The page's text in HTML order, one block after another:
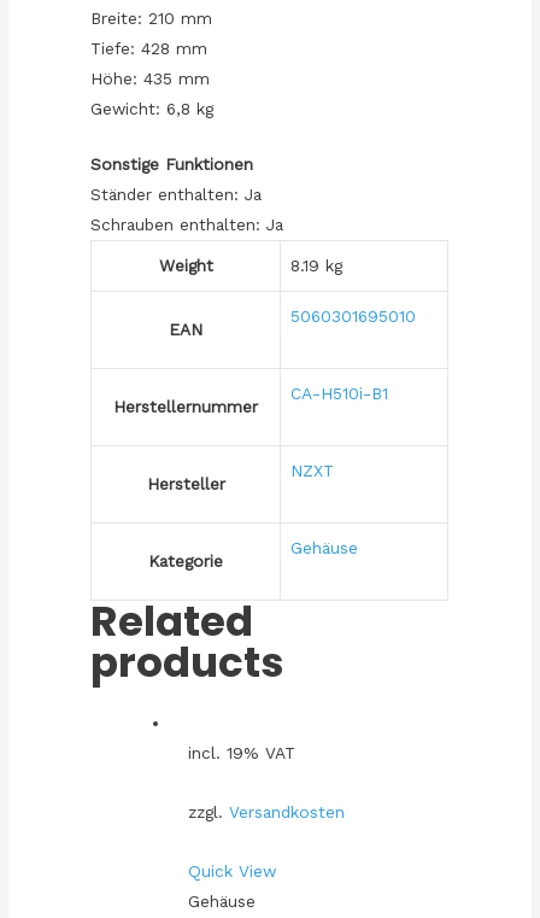
Breite: 210 mm
Tiefe: 428 mm
Höhe: 435 mm
Gewicht: 6,8 kg
Sonstige Funktionen
Ständer enthalten: Ja
Schrauben enthalten: Ja
Weight 8.19 kg
EAN
5060301695010
Herstellernummer
CA-H510i-B1
Hersteller
NZXT
Kategorie
Gehäuse
Related
products
incl. 19% VAT
zzgl. Versandkosten
Quick View
Gehäuse